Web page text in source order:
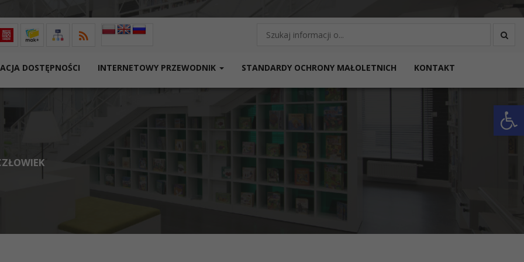
DOSTĘPNOŚCI INTERNETOWY PRZEWODNIK STANDARDY OCHRONY MAŁOLETNICH KONTAKT